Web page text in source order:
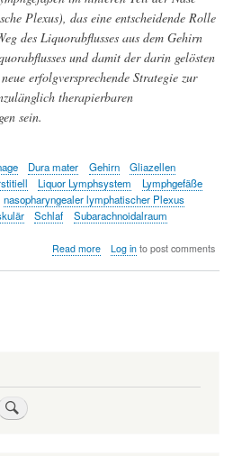
Plexus), das eine entscheidende Rolle
des Liquorabflusses aus dem Gehirn
und damit der darin gelösten
erfolgversprechende Strategie zur
therapierbaren
sein.
Dura mater Gehirn
Gliazellen
Liquor Lymphsystem
Lymphgefäße
nasopharyngealer lymphatischer Plexus
Schlaf Subarachnoidalraum
Read moreabout
Lymphgefäßen
Log into post comments